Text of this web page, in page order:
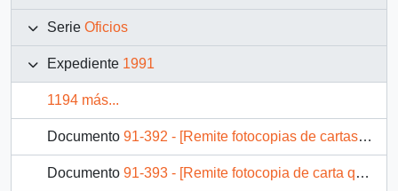
Serie Oficios
Expediente 1991
1194 más...
Documento 91-392 - [Remite fotocopias de cartas que se indica a Intendente de Valparaíso]
Documento 91-393 - [Remite fotocopia de carta que se indica a Presidente Banco del Estado]